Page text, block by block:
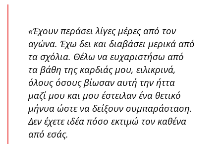
«Έχουν περάσει λίγες μέρες από τον
αγώνα. Έχω δει και διαβάσει μερικά από
τα σχόλια. Θέλω να ευχαριστήσω από
τα βάθη της καρδιάς μου, ειλικρινά,
όλους όσους βίωσαν αυτή την ήττα
μαζί μου και μου έστειλαν ένα θετικό
μήνυα ώστε να δείξουν συμπαράσταση.
Δεν έχετε ιδέα πόσο εκτιμώ τον καθένα
από εσάς.